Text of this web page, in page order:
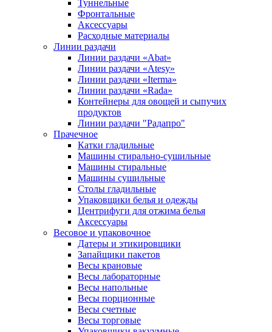
Туннельные
Фронтальные
Аксессуары
Расходные материалы
Линии раздачи
Линии раздачи «Abat»
Линии раздачи «Atesy»
Линии раздачи «Iterma»
Линии раздачи «Rada»
Контейнеры для овощей и сыпучих
продуктов
Линии раздачи "Радапро"
Прачечное
Катки гладильные
Машины стирально-сушильные
Машины стиральные
Машины сушильные
Столы гладильные
Упаковщики белья и одежды
Центрифуги для отжима белья
Аксессуары
Весовое и упаковочное
Датеры и этикировщики
Запайщики пакетов
Весы крановые
Весы лабораторные
Весы напольные
Весы порционные
Весы счетные
Весы торговые